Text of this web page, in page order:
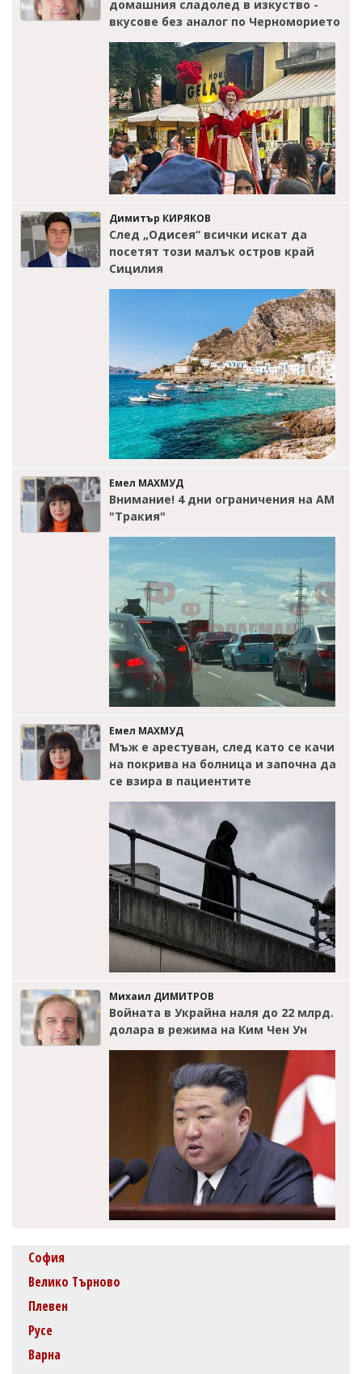
домашния сладолед в изкуство -
вкусове без аналог по Черноморието
Димитър КИРЯКОВ
След „Одисея“ всички искат да
посетят този малък остров край
Сицилия
Емел МАХМУД
Внимание! 4 дни ограничения на АМ
"Тракия"
Емел МАХМУД
Мъж е арестуван, след като се качи
на покрива на болница и започна да
се взира в пациентите
Михаил ДИМИТРОВ
Войната в Украйна наля до 22 млрд.
долара в режима на Ким Чен Ун
София
Велико Търново
Плевен
Русе
Варна